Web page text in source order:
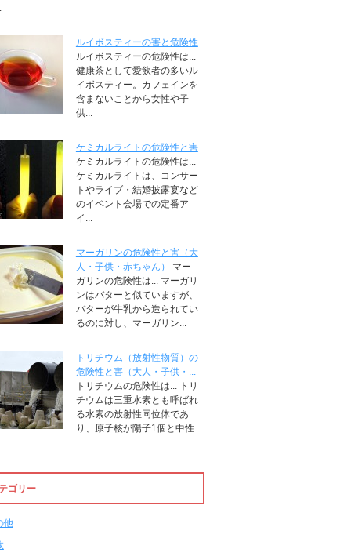
ルイボスティーの害と危険性
ルイボスティーの危険性は...
健康茶として愛飲者の多いル
イボスティー。カフェインを
含まないことから女性や子
供...
ケミカルライトの危険性と害
ケミカルライトの危険性は...
ケミカルライトは、コンサー
トやライブ・結婚披露宴など
のイベント会場での定番ア
イ...
マーガリンの危険性と害（大
人・子供・赤ちゃん）
マー
ガリンの危険性は... マーガリ
ンはバターと似ていますが、
バターが牛乳から造られてい
るのに対し、マーガリン...
トリチウム（放射性物質）の
危険性と害（大人・子供・...
トリチウムの危険性は... トリ
チウムは三重水素とも呼ばれ
る水素の放射性同位体であ
り、原子核が陽子1個と中性
ゴリー
他